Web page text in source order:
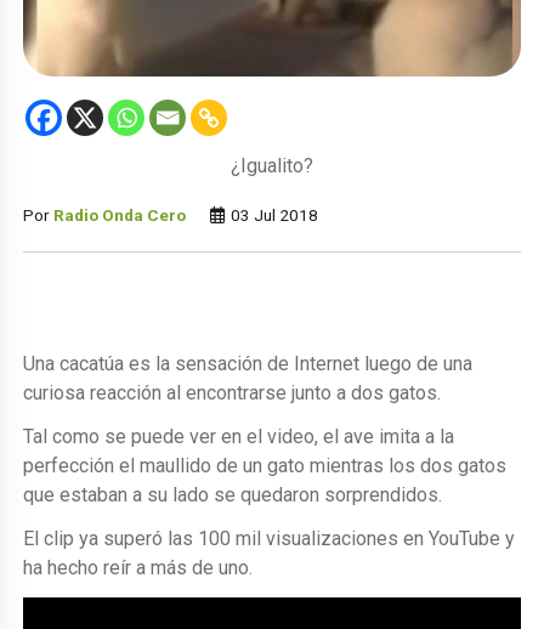
¿Igualito?
Por Radio Onda Cero 03 Jul 2018
Una cacatúa es la sensación de Internet luego de una
curiosa reacción al encontrarse junto a dos gatos.
Tal como se puede ver en el video, el ave imita a la
perfección el maullido de un gato mientras los dos gatos
que estaban a su lado se quedaron sorprendidos.
El clip ya superó las 100 mil visualizaciones en YouTube y
ha hecho reír a más de uno.